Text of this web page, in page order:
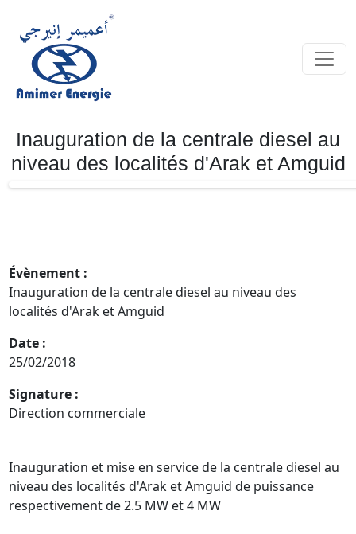
Inauguration de la centrale diesel au
niveau des localités d'Arak et Amguid
Évènement :
Inauguration de la centrale diesel au niveau des
localités d'Arak et Amguid
Date :
25/02/2018
Signature :
Direction commerciale
Inauguration et mise en service de la centrale diesel au
niveau des localités d'Arak et Amguid de puissance
respectivement de 2.5 MW et 4 MW